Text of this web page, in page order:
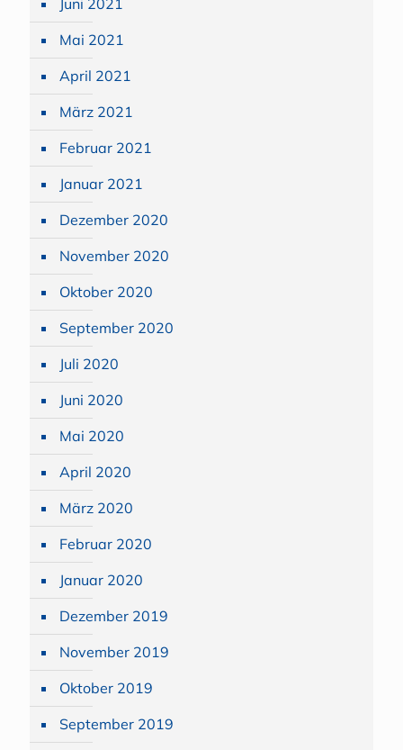
Juni 2021
Mai 2021
April 2021
März 2021
Februar 2021
Januar 2021
Dezember 2020
November 2020
Oktober 2020
September 2020
Juli 2020
Juni 2020
Mai 2020
April 2020
März 2020
Februar 2020
Januar 2020
Dezember 2019
November 2019
Oktober 2019
September 2019